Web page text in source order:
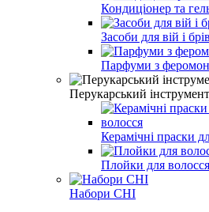
Кондиціонер та
Засоби для вій і брів
Парфуми з
Перукарський інструмент
Керамічні праски
Плойки для волосся
Набори CHI